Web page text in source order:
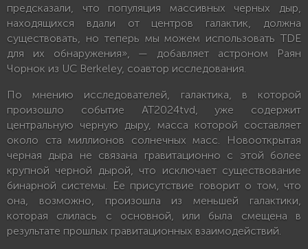
предсказали, что популяция массивных черных дыр,
находящихся вдали от центров галактик, должна
существовать, но теперь мы можем использовать TDE
для их обнаружения», — добавляет астроном Раян
Чорнок из UC Berkeley, соавтор исследования.
По мнению исследователей, галактика, в которой
произошло событие AT2024tvd, уже содержит
центральную черную дыру, масса которой составляет
около ста миллионов солнечных масс. Новооткрытая
черная дыра не связана гравитационно с этой более
крупной черной дырой, что исключает существование
бинарной системы. Ее присутствие говорит о том, что
она, возможно, произошла из меньшей галактики,
которая слилась с основной, или была смещена в
результате прошлых гравитационных взаимодействий.